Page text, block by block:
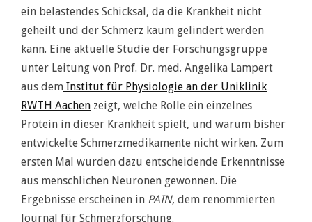
ein belastendes Schicksal, da die Krankheit nicht
geheilt und der Schmerz kaum gelindert werden
kann. Eine aktuelle Studie der Forschungsgruppe
unter Leitung von Prof. Dr. med. Angelika Lampert
aus dem Institut für Physiologie an der Uniklinik
RWTH Aachen zeigt, welche Rolle ein einzelnes
Protein in dieser Krankheit spielt, und warum bisher
entwickelte Schmerzmedikamente nicht wirken. Zum
ersten Mal wurden dazu entscheidende Erkenntnisse
aus menschlichen Neuronen gewonnen. Die
Ergebnisse erscheinen in PAIN, dem renommierten
Journal für Schmerzforschung.